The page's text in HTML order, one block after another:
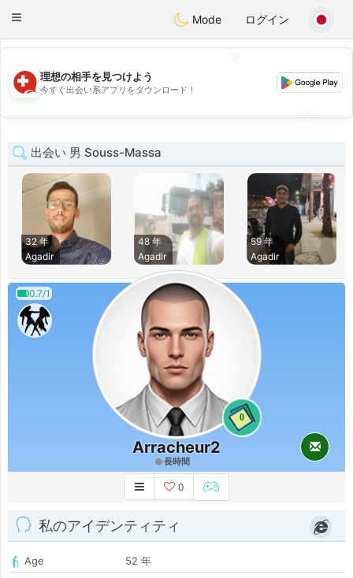
Suissi
Toggle
Mode ログイン
💖
💕
理想の相手を見つけよう
今すぐ出会い系アプリをダウンロード！
出会い 男 Souss-Massa
32 年
Agadir
48 年
Agadir
59 年
Agadir
0.7/1
0
Arracheur2
長時間
0
私のアイデンティティ
Age
52 年